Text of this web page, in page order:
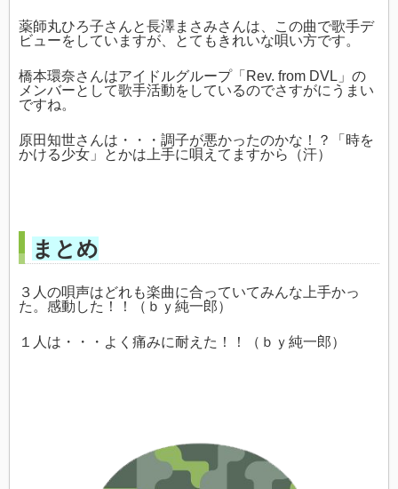
薬師丸ひろ子さんと長澤まさみさんは、この曲で歌手デ
ビューをしていますが、とてもきれいな唄い方です。
橋本環奈さんはアイドルグループ「Rev. from DVL」の
メンバーとして歌手活動をしているのでさすがにうまい
ですね。
原田知世さんは・・・調子が悪かったのかな！？「時を
かける少女」とかは上手に唄えてますから（汗）
まとめ
３人の唄声はどれも楽曲に合っていてみんな上手かっ
た。感動した！！（ｂｙ純一郎）
１人は・・・よく痛みに耐えた！！（ｂｙ純一郎）